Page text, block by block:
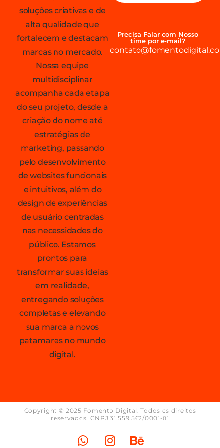
soluções criativas e de
alta qualidade que
fortalecem e destacam
marcas no mercado.
Nossa equipe
multidisciplinar
acompanha cada etapa
do seu projeto, desde a
criação do nome até
estratégias de
marketing, passando
pelo desenvolvimento
de websites funcionais
e intuitivos, além do
design de experiências
de usuário centradas
nas necessidades do
público. Estamos
prontos para
transformar suas ideias
em realidade,
entregando soluções
completas e elevando
sua marca a novos
patamares no mundo
digital.
Precisa Falar com Nosso
time por e-mail?
Copyright © 2025 Fomento Digital. Todos os direitos
reservados. CNPJ 31.559.562/0001-01